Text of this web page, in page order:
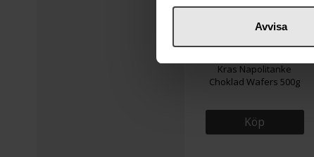
Avvisa
62 kr
Kras Napolitanke
Choklad Wafers 500g
Köp